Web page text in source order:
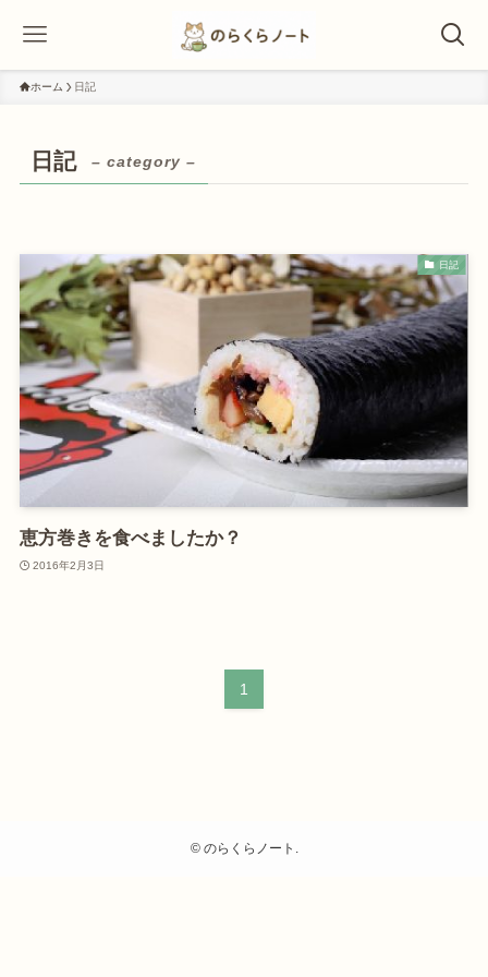
ホーム 日記
日記 – category –
日記
恵方巻きを食べましたか？
2016年2月3日
1
©のらくらノート.